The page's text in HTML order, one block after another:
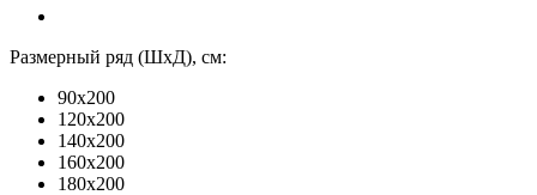
Размерный ряд (ШхД), см:
90x200
120x200
140x200
160x200
180x200